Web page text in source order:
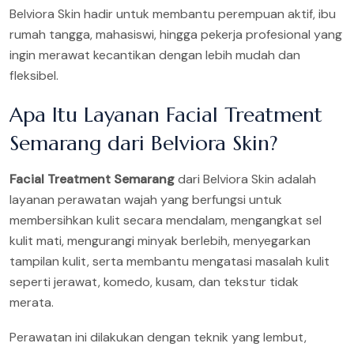
Belviora Skin hadir untuk membantu perempuan aktif, ibu
rumah tangga, mahasiswi, hingga pekerja profesional yang
ingin merawat kecantikan dengan lebih mudah dan
fleksibel.
Apa Itu Layanan Facial Treatment
Semarang dari Belviora Skin?
Facial Treatment Semarangdari Belviora Skin adalah
layanan perawatan wajah yang berfungsi untuk
membersihkan kulit secara mendalam, mengangkat sel
kulit mati, mengurangi minyak berlebih, menyegarkan
tampilan kulit, serta membantu mengatasi masalah kulit
seperti jerawat, komedo, kusam, dan tekstur tidak
merata.
Perawatan ini dilakukan dengan teknik yang lembut,